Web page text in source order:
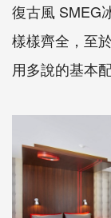
復古風 SMEG
樣樣齊全，至
用多說的基本配